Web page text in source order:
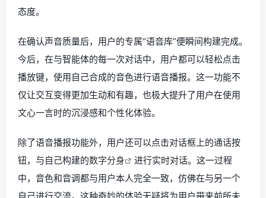
态度。
在确认声音质量后，用户的专属“语音库”便瞬间构建完成。
今后，在与智能体的每一次对话中，用户都可以轻松点击
播放键，使用自己合成的音色进行语音播报。这一功能不
仅让交互变得更加生动和有趣，也极大提升了用户在使用
文心一言时的沉浸感和个性化体验。
除了语音播报功能外，用户还可以点击对话框上的通话按
钮，与自己构建的数字分身
进行实时对话。这一过程
中，音色和音调都与用户本人完全一致，仿佛在与另一个